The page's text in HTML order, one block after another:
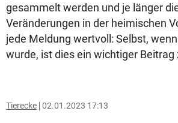
gesammelt werden und je länger
Veränderungen in der heimischen
jede Meldung wertvoll: Selbst,
wurde, ist dies ein wichtiger
Tierecke 02.01.2023 17:13